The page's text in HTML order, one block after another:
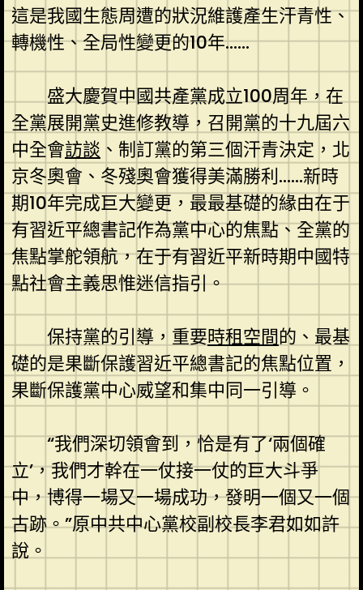
這是我國生態周遭的狀況維護產生汗青性、
轉機性、全局性變更的10年……
盛大慶賀中國共產黨成立100周年，在
全黨展開黨史進修教導，召開黨的十九屆六
中全會訪談 、制訂黨的第三個汗青決定，北
京冬奧會、冬殘奧會獲得美滿勝利……新時
期10年完成巨大變更，最最基礎的緣由在于
有習近平總書記作為黨中心的焦點、全黨的
焦點掌舵領航，在于有習近平新時期中國特
點社會主義思惟迷信指引。
保持黨的引導，重要時租空間的、最基
礎的是果斷保護習近平總書記的焦點位置，
果斷保護黨中心威望和集中同一引導。
“我們深切領會到，恰是有了‘兩個確
立’，我們才幹在一仗接一仗的巨大斗爭
中，博得一場又一場成功，發明一個又一個
古跡。”原中共中心黨校副校長李君如如許
說。